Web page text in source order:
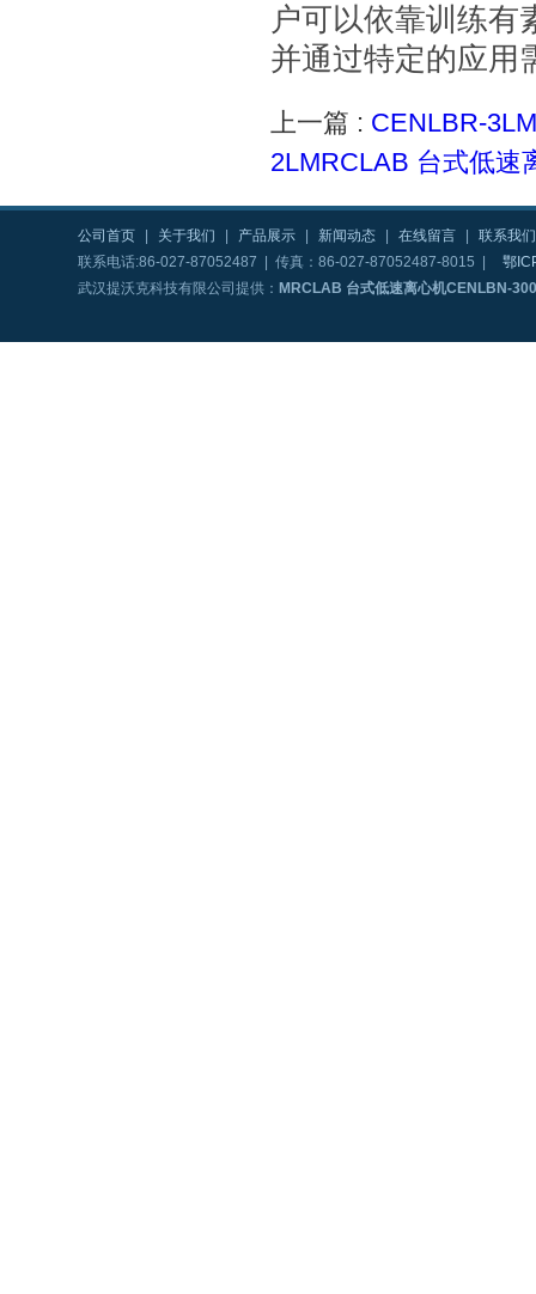
户可以依靠训练有
并通过特定的应用
上一篇 : CENLBR-
2LMRCLAB 台式低速
公司首页 关于我们 产品展示 新闻动态 在线留言
联系我们
联系电话:86-027-87052487 | 传真：86-027-87052487-8015 |
鄂
武汉提沃克科技有限公司提供： MRCLAB 台式低速离心机CENLBN-